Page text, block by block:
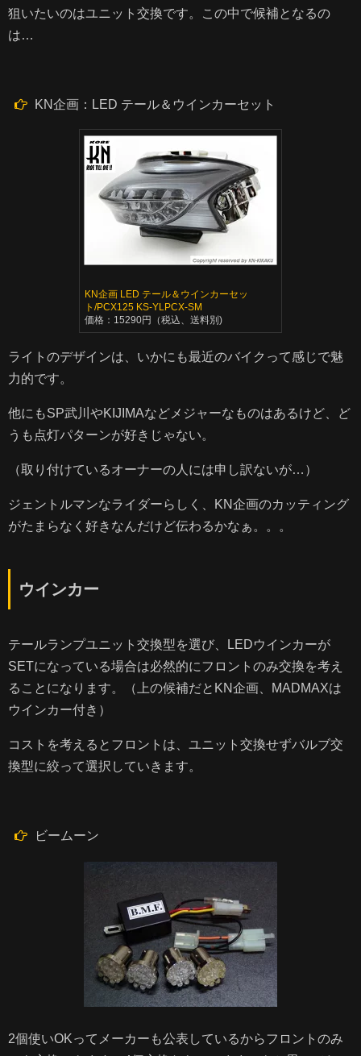
狙いたいのはユニット交換です。この中で候補となるの
は…
KN企画：LED テール＆ウインカーセット
KN企画 LED テール＆ウインカーセッ
ト/PCX125 KS-YLPCX-SM
価格：15290円（税込、送料別)
ライトのデザインは、いかにも最近のバイクって感じで魅
力的です。
他にもSP武川やKIJIMAなどメジャーなものはあるけど、ど
うも点灯パターンが好きじゃない。
（取り付けているオーナーの人には申し訳ないが…）
ジェントルマンなライダーらしく、KN企画のカッティング
がたまらなく好きなんだけど伝わるかなぁ。。。
ウインカー
テールランプユニット交換型を選び、LEDウインカーが
SETになっている場合は必然的にフロントのみ交換を考え
ることになります。（上の候補だとKN企画、MADMAXは
ウインカー付き）
コストを考えるとフロントは、ユニット交換せずバルブ交
換型に絞って選択していきます。
ビームーン
2個使いOKってメーカーも公表しているからフロントのみ